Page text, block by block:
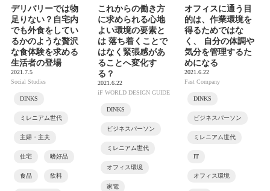
デリバリーでは物
足りない？自宅内
でも外食をしてい
るかのような贅沢
な食体験を求める
生活者の登場
2021.7.5
Social Studies
DINKS
ミレニアム世代
主婦・主夫
住宅 嗜好品
食品 飲料
これからの働き方
に求められる心地
よい環境の要素と
は 落ち着くことで
はなく緊張感があ
ることへ変化す
る？
2021.6.22
iF WORLD DESIGN GUIDE
DINKS
ビジネスパーソン
ミレニアム世代
オフィス環境
家電
オフィスに通う目
的は、作業環境を
得るためではな
く、 自分の体調や
気分を管理するた
めになる
2021.6.22
Fast Company
DINKS
ビジネスパーソン
ミレニアム世代
IT
オフィス環境